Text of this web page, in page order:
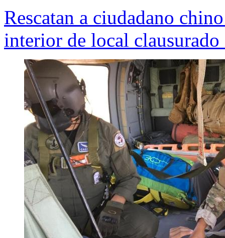
Rescatan a ciudadano
interior de local